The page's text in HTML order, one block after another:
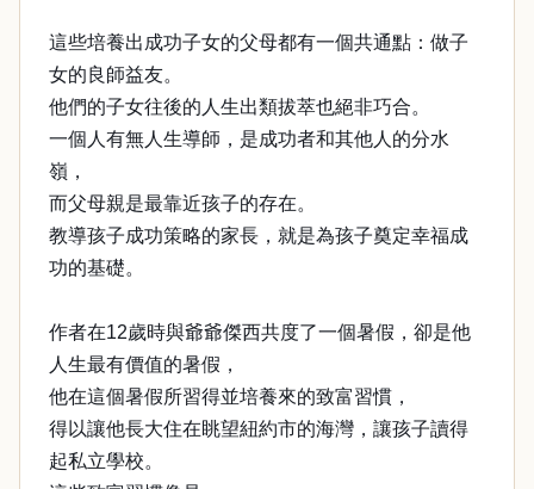
這些培養出成功子女的父母都有一個共通點：做子
女的良師益友。
他們的子女往後的人生出類拔萃也絕非巧合。
一個人有無人生導師，是成功者和其他人的分水
嶺，
而父母親是最靠近孩子的存在。
教導孩子成功策略的家長，就是為孩子奠定幸福成
功的基礎。
作者在12歲時與爺爺傑西共度了一個暑假，卻是他
人生最有價值的暑假，
他在這個暑假所習得並培養來的致富習慣，
得以讓他長大住在眺望紐約市的海灣，讓孩子讀得
起私立學校。